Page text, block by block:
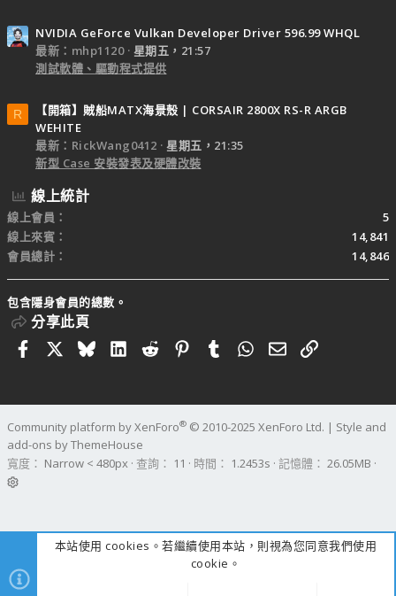
NVIDIA GeForce Vulkan Developer Driver 596.99 WHQL
最新：mhp1120
星期五，21:57
測試軟體、驅動程式提供
R
【開箱】賊船MATX海景殼 | CORSAIR 2800X RS-R ARGB
WEHITE
最新：RickWang0412
星期五，21:35
新型 Case 安裝發表及硬體改裝
線上統計
線上會員
5
線上來賓
14,841
會員總計
14,846
包含隱身會員的總數。
分享此頁
FacebookBlueskyLinkedIn
RedditPinterestTumblrWhatsApp
電子郵件
連結
Community platform by XenForo® © 2010-2025 XenForo Ltd. | Style and
add-ons by ThemeHouse
寬度
查詢 11 時間 1.2453s 記憶體 26.05MB
本站使用 cookies。若繼續使用本站，則視為您同意我們使用
cookie。